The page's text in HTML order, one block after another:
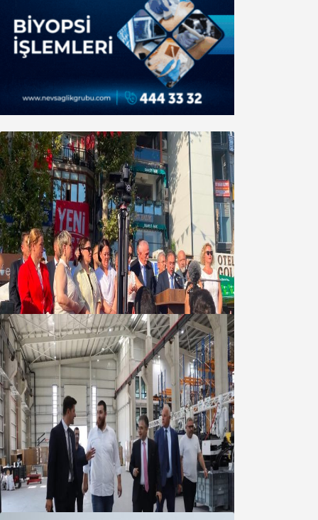
Yeni Parti Bandırma Teşkilatı kuruldu
06 Ağustos 2026
Marmara OSB Müteşebbis Heyeti
Toplantısı gerçekleştirildi
05 Ağustos 2026